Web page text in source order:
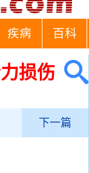
疾病 百科
损伤
下一篇